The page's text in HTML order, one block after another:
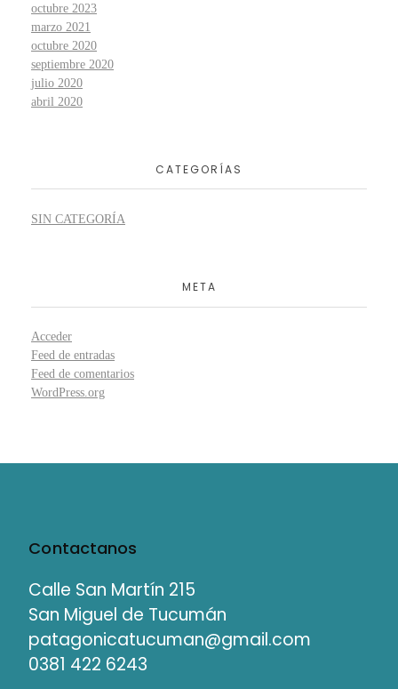
octubre 2023
marzo 2021
octubre 2020
septiembre 2020
julio 2020
abril 2020
CATEGORÍAS
SIN CATEGORÍA
META
Acceder
Feed de entradas
Feed de comentarios
WordPress.org
Contactanos
Calle San Martín 215
San Miguel de Tucumán
patagonicatucuman@gmail.com
0381 422 6243